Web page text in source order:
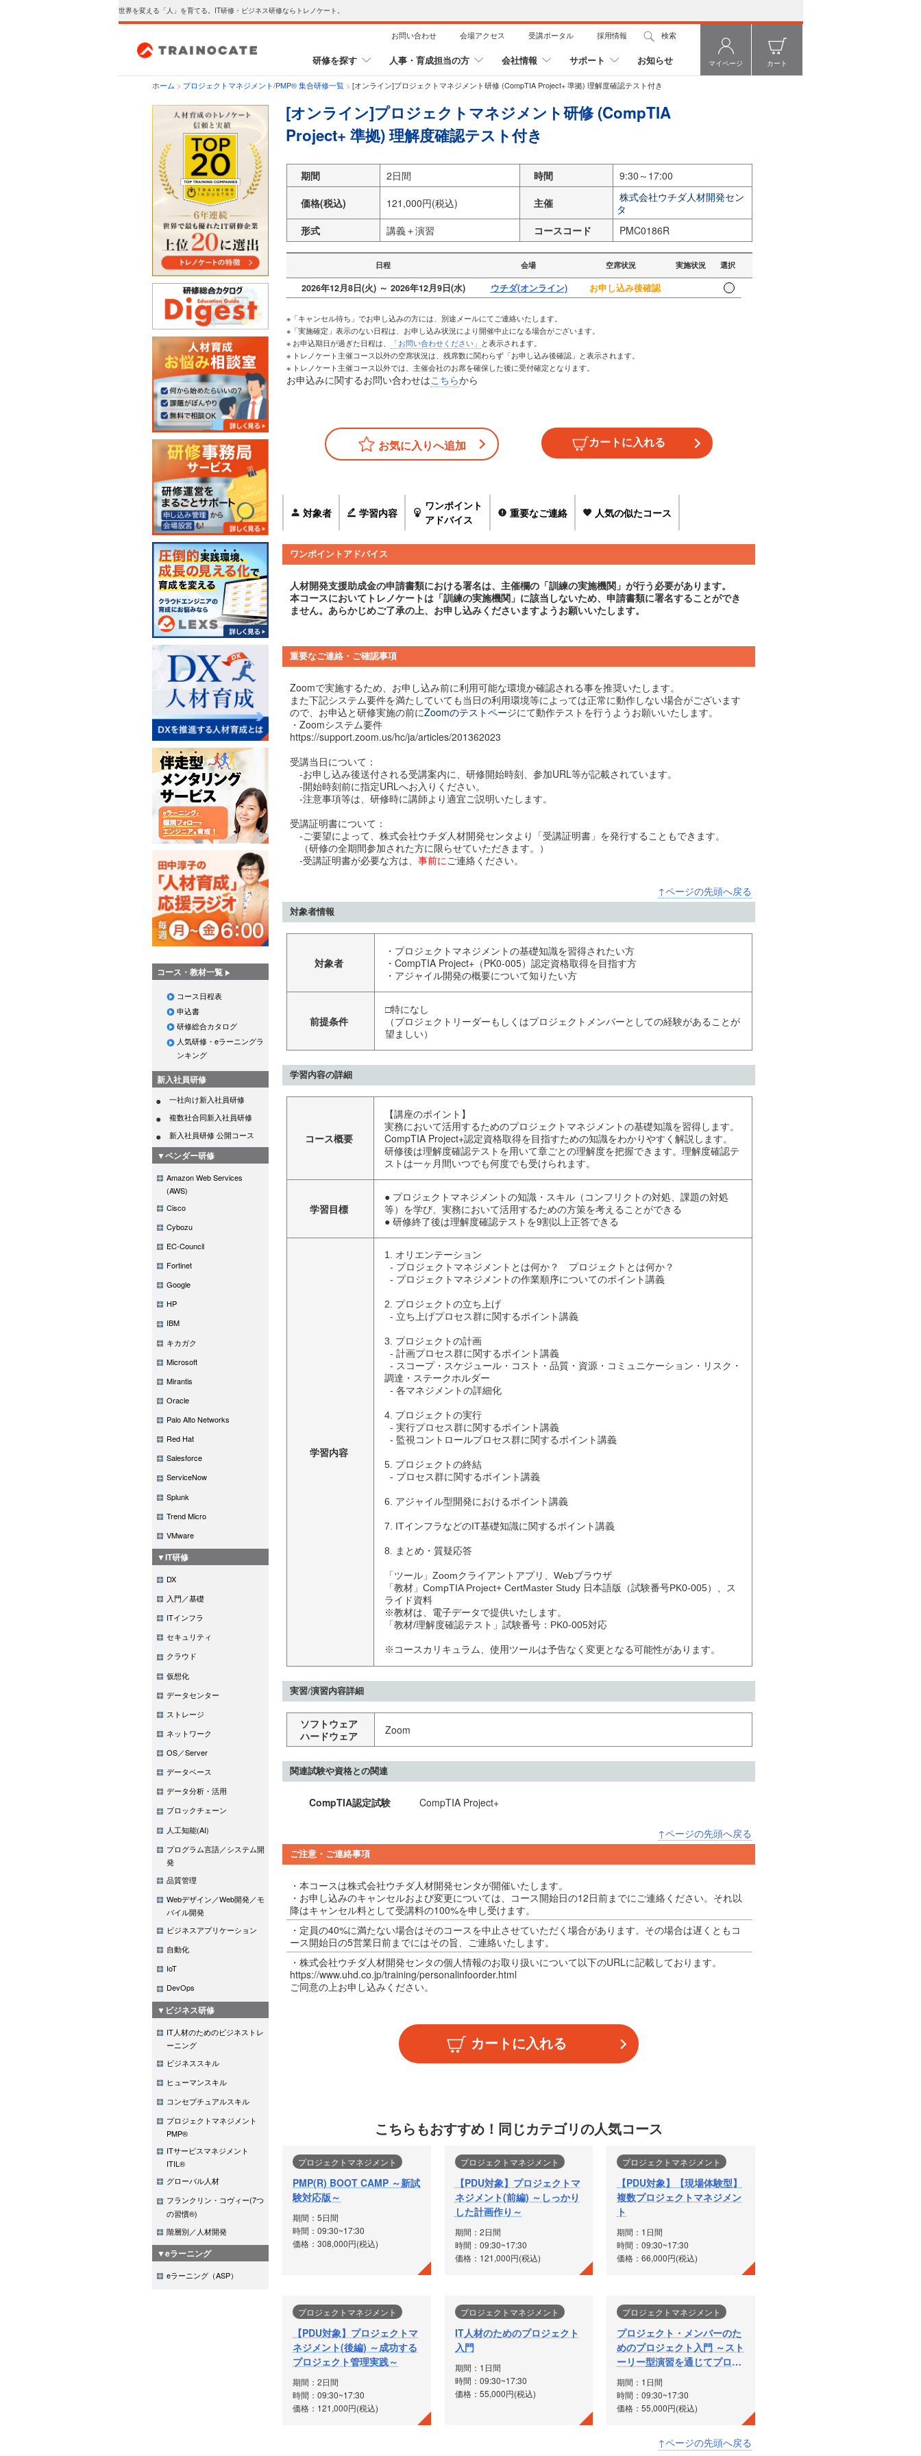
世界を変える「人」を育てる。IT研修・ビジネス研修ならトレノケート。
お問い合わせ 会場アクセス 受講ポータル 採用情報 検索
研修を探す 人事・育成担当の方 会社情報 サポート お知らせ マイページ カート
ホーム > プロジェクトマネジメント/PMP® 集合研修一覧 > [オンライン]プロジェクトマネジメント研修 (CompTIA Project+ 準拠) 理解度確認テスト付き
コース・教材一覧
コース日程表
申込書
研修総合カタログ
人気研修・eラーニングラ
ンキング
新入社員研修
一社向け新入社員研修
複数社合同新入社員研修
新入社員研修 公開コース
▼ベンダー研修
Amazon Web Services
(AWS)
Cisco
Cybozu
EC-Council
Fortinet
Google
HP
IBM
キカガク
Microsoft
Mirantis
Oracle
Palo Alto Networks
Red Hat
Salesforce
ServiceNow
Splunk
Trend Micro
VMware
▼IT研修
DX
入門／基礎
ITインフラ
セキュリティ
クラウド
仮想化
データセンター
ストレージ
ネットワーク
OS／Server
データベース
データ分析・活用
ブロックチェーン
人工知能(AI)
プログラム言語／システム開
発
品質管理
Webデザイン／Web開発／モ
バイル開発
ビジネスアプリケーション
自動化
IoT
DevOps
▼ビジネス研修
IT人材のためのビジネストレ
ーニング
ビジネススキル
ヒューマンスキル
コンセプチュアルスキル
プロジェクトマネジメント
PMP®
ITサービスマネジメント
ITIL®
グローバル人材
フランクリン・コヴィー(7つ
の習慣®)
階層別／人材開発
▼eラーニング
eラーニング（ASP）
[オンライン]プロジェクトマネジメント研修 (CompTIA
Project+ 準拠) 理解度確認テスト付き
期間 2日間 時間
9:30～17:00
価格(税込)
121,000円(税込) 主催
株式会社ウチダ人材開発セン
タ
形式
講義＋演習 コースコード PMC0186R
日程 会場 空席状況 実施状況 選択
2026年12月8日(火) ～ 2026年12月9日(水) ウチダ(オンライン) お申し込み後確認
※「キャンセル待ち」でお申し込みの方には、別途メールにてご連絡いたします。
※「実施確定」表示のない日程は、お申し込み状況により開催中止になる場合がございます。
※ お申込期日が過ぎた日程は、
「お問い合わせください」 と表示されます。
※ トレノケート主催コース以外の空席状況は、残席数に関わらず「お申し込み後確認」と表示されます。
※ トレノケート主催コース以外では、主催会社のお席を確保した後に受付確定となります。
お申込みに関するお問い合わせはこちらから
お気に入りへ追加
対象者 学習内容
ワンポイント
アドバイス
重要なご連絡 人気の似たコース
ワンポイントアドバイス
人材開発支援助成金の申請書類における署名は、主催欄の「訓練の実施機関」が行う必要があります。
本コースにおいてトレノケートは「訓練の実施機関」に該当しないため、申請書類に署名することができ
ません。あらかじめご了承の上、お申し込みくださいますようお願いいたします。
重要なご連絡・ご確認事項
Zoomで実施するため、お申し込み前に利用可能な環境か確認される事を推奨いたします。
また下記システム要件を満たしていても当日の利用環境等によっては正常に動作しない場合がございます
ので、お申込と研修実施の前にZoomのテストページにて動作テストを行うようお願いいたします。
・Zoomシステム要件
https://support.zoom.us/hc/ja/articles/201362023
受講当日について：
-お申し込み後送付される受講案内に、研修開始時刻、参加URL等が記載されています。
-開始時刻前に指定URLへお入りください。
-注意事項等は、研修時に講師より適宜ご説明いたします。
受講証明書について：
-ご要望によって、株式会社ウチダ人材開発センタより「受講証明書」を発行することもできます。
（研修の全期間参加された方に限らせていただきます。）
-受講証明書が必要な方は、 事前にご連絡ください。
↑ページの先頭へ戻る
対象者情報
対象者
・プロジェクトマネジメントの基礎知識を習得されたい方
・CompTIA Project+（PK0-005）認定資格取得を目指す方
・アジャイル開発の概要について知りたい方
前提条件
□特になし
（プロジェクトリーダーもしくはプロジェクトメンバーとしての経験があることが
望ましい）
学習内容の詳細
コース概要
【講座のポイント】
実務において活用するためのプロジェクトマネジメントの基礎知識を習得します。
CompTIA Project+認定資格取得を目指すための知識をわかりやすく解説します。
研修後は理解度確認テストを用いて章ごとの理解度を把握できます。理解度確認テ
ストは一ヶ月間いつでも何度でも受けられます。
学習目標
● プロジェクトマネジメントの知識・スキル（コンフリクトの対処、課題の対処
等）を学び、実務において活用するための方策を考えることができる
● 研修終了後は理解度確認テストを9割以上正答できる
学習内容
1. オリエンテーション
2. プロジェクトの立ち上げ
3. プロジェクトの計画
調達・ステークホルダー
4. プロジェクトの実行
5. プロジェクトの終結
6. アジャイル型開発におけるポイント講義
7. ITインフラなどのIT基礎知識に関するポイント講義
8. まとめ・質疑応答
「ツール」Zoomクライアントアプリ、Webブラウザ
「教材」CompTIA Project+ CertMaster Study 日本語版（試験番号PK0-005）、ス
ライド資料
※教材は、電子データで提供いたします。
「教材/理解度確認テスト」試験番号：PK0-005対応
※コースカリキュラム、使用ツールは予告なく変更となる可能性があります。
実習/演習内容詳細
ソフトウェア
ハードウェア
Zoom
関連試験や資格との関連
CompTIA認定試験 CompTIA Project+
↑ページの先頭へ戻る
ご注意・ご連絡事項
・本コースは株式会社ウチダ人材開発センタが開催いたします。
・お申し込みのキャンセルおよび変更については、コース開始日の12日前までにご連絡ください。それ以
降はキャンセル料として受講料の100%を申し受けます。
・定員の40%に満たない場合はそのコースを中止させていただく場合があります。その場合は遅くともコ
ース開始日の5営業日前までにはその旨、ご連絡いたします。
・株式会社ウチダ人材開発センタの個人情報のお取り扱いについて以下のURLに記載しております。
https://www.uhd.co.jp/training/personalinfoorder.html
ご同意の上お申し込みください。
こちらもおすすめ！ 同じカテゴリの人気コース
プロジェクトマネジメント
PMP(R) BOOT CAMP ～新試
験対応版～
期間：5日間
時間：09:30~17:30
価格：308,000円(税込)
プロジェクトマネジメント
【PDU対象】プロジェクトマ
ネジメント(前編) ～しっかり
した計画作り～
期間：2日間
時間：09:30~17:30
価格：121,000円(税込)
プロジェクトマネジメント
【PDU対象】【現場体験型】
複数プロジェクトマネジメン
ト
期間：1日間
時間：09:30~17:30
価格：66,000円(税込)
プロジェクトマネジメント
【PDU対象】プロジェクトマ
ネジメント(後編) ～成功する
プロジェクト管理実践～
期間：2日間
時間：09:30~17:30
価格：121,000円(税込)
プロジェクトマネジメント
IT人材のためのプロジェクト
入門
期間：1日間
時間：09:30~17:30
価格：55,000円(税込)
プロジェクトマネジメント
プロジェクト・メンバーのた
めのプロジェクト入門 ～スト
ーリー型演習を通じてプロジ
ェクト型業務を体験する～
期間：1日間
時間：09:30~17:30
価格：55,000円(税込)
↑ページの先頭へ戻る